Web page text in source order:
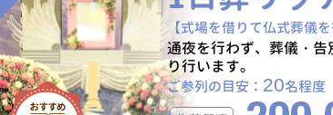
【式場を借りて仏式葬儀を
通夜を行わず、葬儀・
り行います。
ご参列の目安： 20名程度